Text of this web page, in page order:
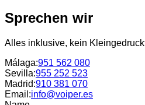
Sprechen wir
Alles inklusive, kein
Málaga:951 562 080
Sevilla:955 252 523
Madrid:910 381 070
Email:info@voiper.es